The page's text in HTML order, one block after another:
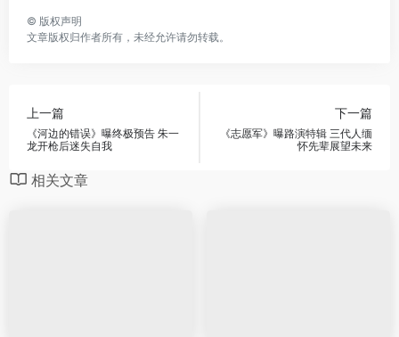
© 版权声明
文章版权归作者所有，未经允许请勿转载。
上一篇
《河边的错误》曝终极预告 朱一
龙开枪后迷失自我
下一篇
《志愿军》曝路演特辑 三代人缅
怀先辈展望未来
相关文章